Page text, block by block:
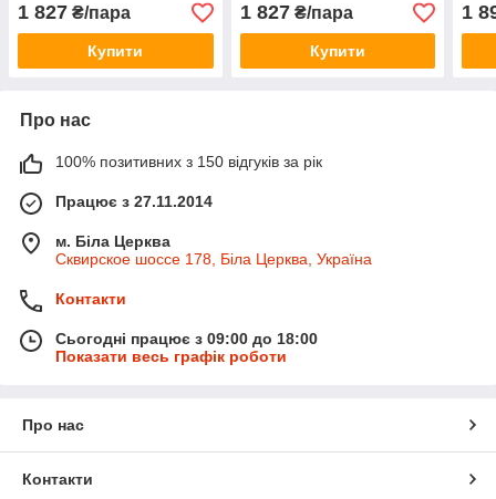
1 827 ₴/пара
Купити
1 827₴/пара
Купити
1
Про нас
100% позитивних з 150 відгуків за рік
Працює з 27.11.2014
м. Біла Церква
Сквирское шоссе 178, Біла Церква, Україна
Контакти
Сьогодні працює з 09:00 до 18:00
Показати весь графік роботи
Про нас
Контакти